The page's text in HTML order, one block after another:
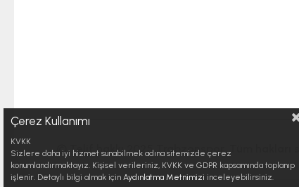
© Telif hakkı 2025 Trabzonspor. Tüm hakları
Çerez Kullanımı
KVKK
Sizlere daha iyi hizmet sunabilmek adına sitemizde çerez
konumlandırmaktayız. Kişisel verileriniz, KVKK ve GDPR kapsamında toplanıp
işlenir. Detaylı bilgi almak için Aydınlatma Metnimizi inceleyebilirsiniz.